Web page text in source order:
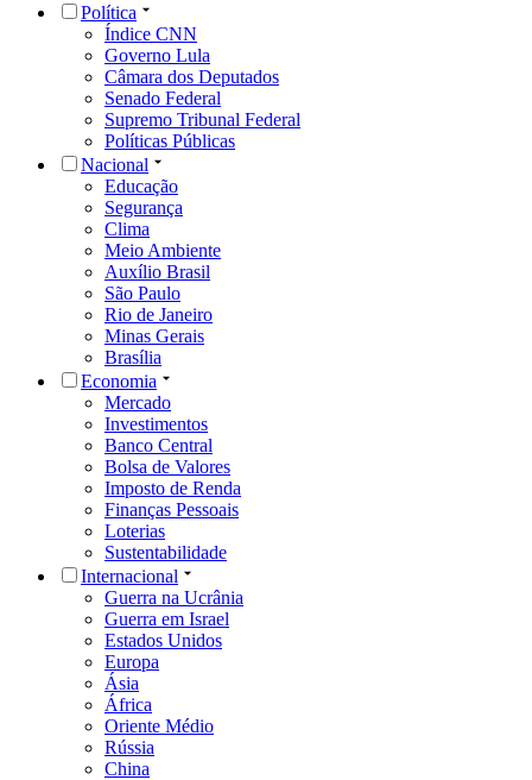
Política
Índice CNN
Governo Lula
Câmara dos Deputados
Senado Federal
Supremo Tribunal Federal
Políticas Públicas
Nacional
Educação
Segurança
Clima
Meio Ambiente
Auxílio Brasil
São Paulo
Rio de Janeiro
Minas Gerais
Brasília
Economia
Mercado
Investimentos
Banco Central
Bolsa de Valores
Imposto de Renda
Finanças Pessoais
Loterias
Sustentabilidade
Internacional
Guerra na Ucrânia
Guerra em Israel
Estados Unidos
Europa
Ásia
África
Oriente Médio
Rússia
China